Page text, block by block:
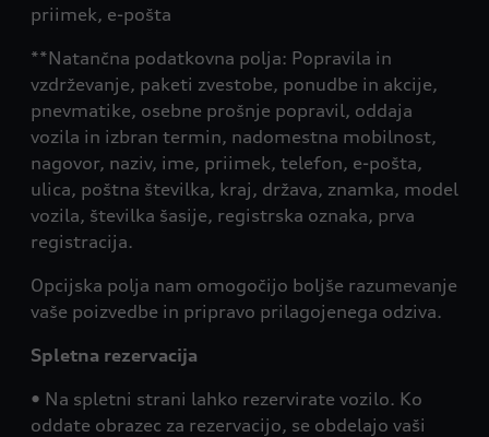
priimek, e-pošta
**Natančna podatkovna polja: Popravila in
vzdrževanje, paketi zvestobe, ponudbe in akcije,
pnevmatike, osebne prošnje popravil, oddaja
vozila in izbran termin, nadomestna mobilnost,
nagovor, naziv, ime, priimek, telefon, e-pošta,
ulica, poštna številka, kraj, država, znamka, model
vozila, številka šasije, registrska oznaka, prva
registracija.
Opcijska polja nam omogočijo boljše razumevanje
vaše poizvedbe in pripravo prilagojenega odziva.
Spletna rezervacija
• Na spletni strani lahko rezervirate vozilo. Ko
oddate obrazec za rezervacijo, se obdelajo vaši